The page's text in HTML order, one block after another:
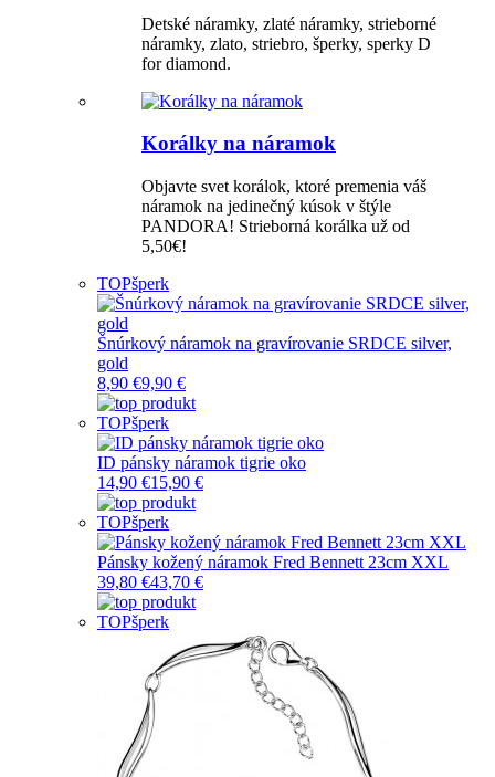
Detské náramky, zlaté náramky, strieborné
náramky, zlato, striebro, šperky, sperky D
for diamond.
Korálky na náramok
Objavte svet korálok, ktoré premenia váš
náramok na jedinečný kúsok v štýle
PANDORA! Strieborná korálka už od
5,50€!
TOPšperk
Šnúrkový náramok na gravírovanie SRDCE silver,
gold
8,90 €9,90 €
TOPšperk
ID pánsky náramok tigrie oko
14,90 €15,90 €
TOPšperk
Pánsky kožený náramok Fred Bennett 23cm XXL
39,80 €43,70 €
TOPšperk